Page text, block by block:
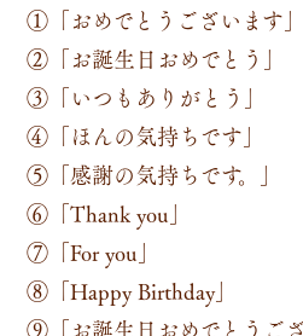
①「おめでとうございます」
②「お誕生日おめでとう」
③「いつもありがとう」
④「ほんの気持ちです」
⑤「感謝の気持ちです。」
⑥「Thank you」
⑦「For you」
⑧「Happy Birthday」